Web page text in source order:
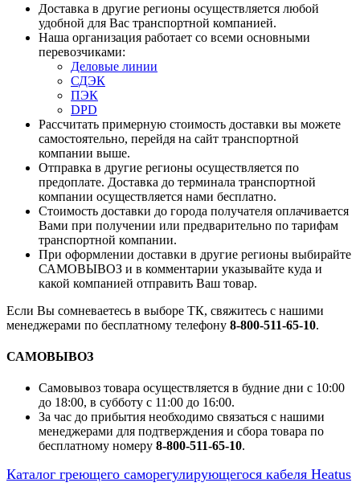
Доставка в другие регионы осуществляется любой
удобной для Вас транспортной компанией.
Наша организация работает со всеми основными
перевозчиками:
Деловые линии
СДЭК
ПЭК
DPD
Рассчитать примерную стоимость доставки вы можете
самостоятельно, перейдя на сайт транспортной
компании выше.
Отправка в другие регионы осуществляется по
предоплате. Доставка до терминала транспортной
компании осуществляется нами бесплатно.
Стоимость доставки до города получателя оплачивается
Вами при получении или предварительно по тарифам
транспортной компании.
При оформлении доставки в другие регионы выбирайте
САМОВЫВОЗ и в комментарии указывайте куда и
какой компанией отправить Ваш товар.
Если Вы сомневаетесь в выборе ТК, свяжитесь с нашими
менеджерами по бесплатному телефону 8-800-511-65-10.
САМОВЫВОЗ
Самовывоз товара осуществляется в будние дни с 10:00
до 18:00, в субботу с 11:00 до 16:00.
За час до прибытия необходимо связаться с нашими
менеджерами для подтверждения и сбора товара по
бесплатному номеру 8-800-511-65-10.
Каталог греющего саморегулирующегося кабеля Heatus